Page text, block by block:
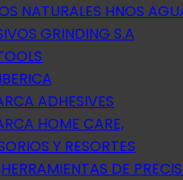
NATURALES HNOS
GRINDING S.A
ADHESIVES
HOME CARE,
Y RESORTES
DE